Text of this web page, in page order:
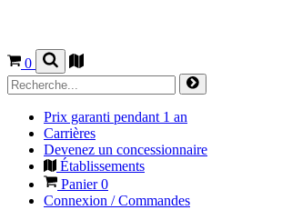
0
Prix garanti pendant 1 an
Carrières
Devenez un concessionnaire
Établissements
Panier0
Connexion / Commandes